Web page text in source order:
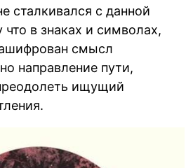
сталкивался с данной
что в знаках и символах,
смысл
направление пути,
ищущий